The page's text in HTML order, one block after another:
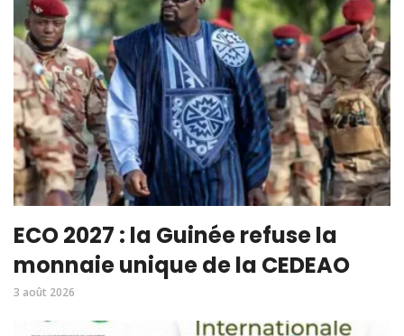
ECO 2027 : la Guinée refuse la
monnaie unique de la CEDEAO
3 août 2026